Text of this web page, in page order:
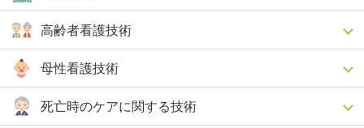
高齢者看護技術
母性看護技術
死亡時のケアに関する技術